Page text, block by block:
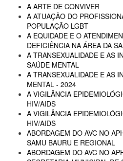
A ARTE DE CONVIVER
A ATUAÇÃO DO
POPULAÇÃO LGBT
A EQUIDADE E O
DEFICIÊNCIA NA ÁREA DA
A TRANSEXUALIDADE E AS
SAÚDE MENTAL
A TRANSEXUALIDADE E AS
MENTAL - 2024
A VIGILÂNCIA
HIV/AIDS
A VIGILÂNCIA
HIV/AIDS
ABORDAGEM DO AVC NO
SAMU BAURU E REGIONAL
ABORDAGEM DO AVC NO